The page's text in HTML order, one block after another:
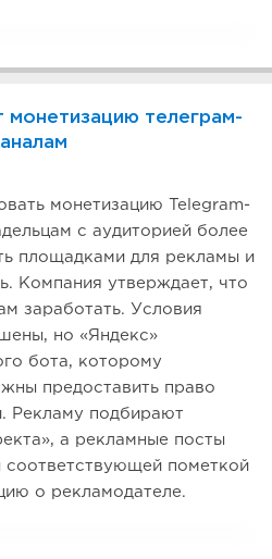
монетизацию телеграм-
монетизацию Telegram-
с аудиторией более
площадками для рекламы и
Компания утверждает, что
заработать. Условия
но «Яндекс»
бота, которому
предоставить право
Рекламу подбирают
а рекламные посты
пометкой
о рекламодателе.